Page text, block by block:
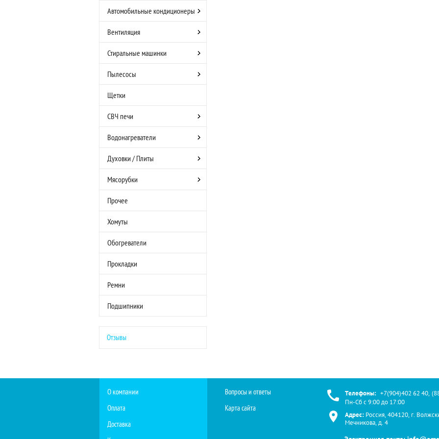
Автомобильные кондиционеры
Вентиляция
Стиральные машинки
Пылесосы
Щетки
СВЧ печи
Водонагреватели
Духовки / Плиты
Мясорубки
Прочее
Хомуты
Обогреватели
Прокладки
Ремни
Подшипники
Отзывы
О компании
Оплата
Доставка
Вопросы и ответы
Карта сайта
Телефоны: +7(904)402 62 40,
Пн-Сб с 9:00 до 17:00
Адрес: Россия, 404120, г.
Мечникова, д. 4